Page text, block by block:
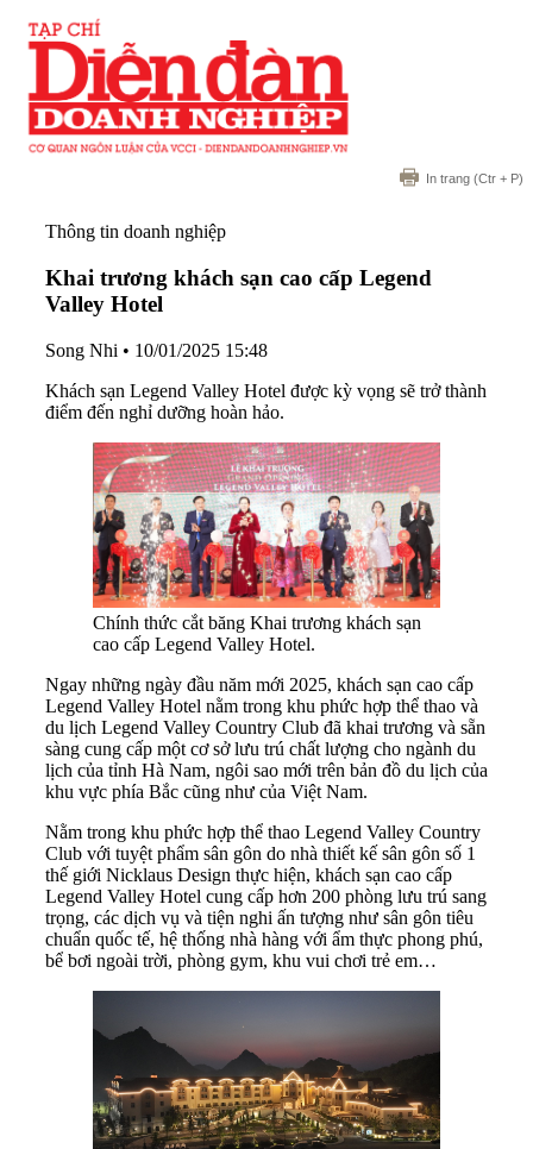
In trang (Ctr + P)
Thông tin doanh nghiệp
Khai trương khách sạn cao cấp Legend
Valley Hotel
Song Nhi • 10/01/2025 15:48
Khách sạn Legend Valley Hotel được kỳ vọng sẽ trở thành
điểm đến nghỉ dưỡng hoàn hảo.
Chính thức cắt băng Khai trương khách sạn
cao cấp Legend Valley Hotel.
Ngay những ngày đầu năm mới 2025, khách sạn cao cấp
Legend Valley Hotel nằm trong khu phức hợp thể thao và
du lịch Legend Valley Country Club đã khai trương và sẵn
sàng cung cấp một cơ sở lưu trú chất lượng cho ngành du
lịch của tỉnh Hà Nam, ngôi sao mới trên bản đồ du lịch của
khu vực phía Bắc cũng như của Việt Nam.
Nằm trong khu phức hợp thể thao Legend Valley Country
Club với tuyệt phẩm sân gôn do nhà thiết kế sân gôn số 1
thế giới Nicklaus Design thực hiện, khách sạn cao cấp
Legend Valley Hotel cung cấp hơn 200 phòng lưu trú sang
trọng, các dịch vụ và tiện nghi ấn tượng như sân gôn tiêu
chuẩn quốc tế, hệ thống nhà hàng với ẩm thực phong phú,
bể bơi ngoài trời, phòng gym, khu vui chơi trẻ em…